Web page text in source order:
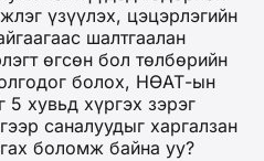
үзүүлэх, цэцэрлэгийн
шалтгаалан
өгсөн бол төлбөрийн
болох, НӨАТ-ын
5 хувьд хүргэх зэрэг
саналуудыг харгалзан
боломж байна уу?